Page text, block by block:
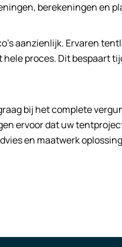
berekeningen en
aanzienlijk. Ervaren
proces. Dit bespaart
bij het complete
ervoor dat uw
en maatwerk